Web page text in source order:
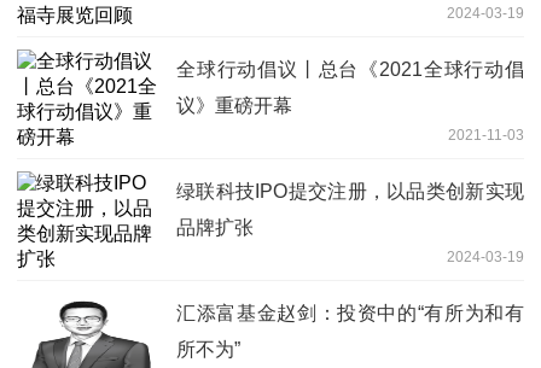
2024-03-19
全球行动倡议丨总台《2021全球行动倡
议》重磅开幕
2021-11-03
绿联科技IPO提交注册，以品类创新实现
品牌扩张
2024-03-19
汇添富基金赵剑：投资中的“有所为和有
所不为”